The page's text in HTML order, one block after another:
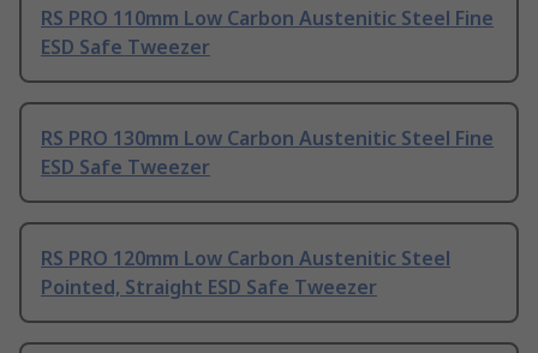
RS PRO 110mm Low Carbon Austenitic Steel Fine
ESD Safe Tweezer
RS PRO 130mm Low Carbon Austenitic Steel Fine
ESD Safe Tweezer
RS PRO 120mm Low Carbon Austenitic Steel
Pointed, Straight ESD Safe Tweezer